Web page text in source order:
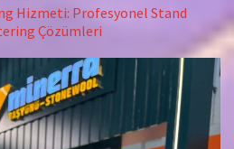
Hizmeti: Profesyonel Stand
Çözümleri